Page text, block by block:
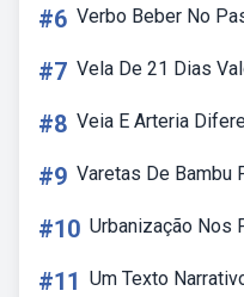
#6 Verbo Beber No
#7 Vela De 21 Dias
#8 Veia E Arteria
#9 Varetas De Bambu
#10 Urbanização Nos
#11 Um Texto